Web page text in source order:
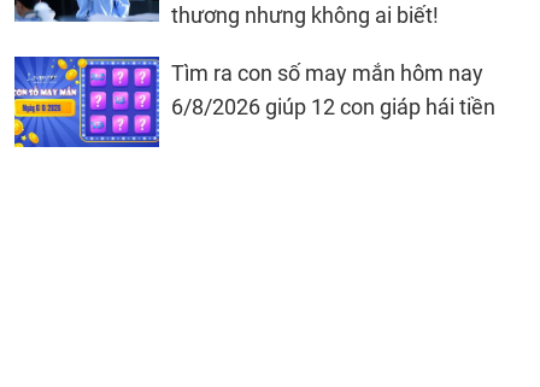
thương nhưng không ai biết!
Tìm ra con số may mắn hôm nay
6/8/2026 giúp 12 con giáp hái tiền